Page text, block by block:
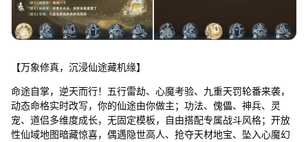
【万象修真，沉浸仙途藏机缘】
命途自掌，逆天而行！五行雷劫、心魔考验、九重天罚轮番来袭，
动态命格实时改写，你的仙途由你做主；功法、傀儡、神兵、灵
宠、道侣多维度成长，无固定模板，自由搭配专属战斗风格；开放
性仙域地图暗藏惊喜，偶遇隐世高人、抢夺天材地宝、坠入心魔幻